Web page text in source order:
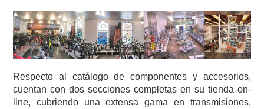
Respecto al catálogo de componentes y accesorios,
cuentan con dos secciones completas en su tienda on-
line, cubriendo una extensa gama en transmisiones,